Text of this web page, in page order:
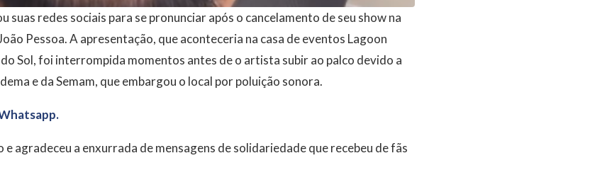
suas redes sociais para se pronunciar após o cancelamento de seu show na
Pessoa. A apresentação, que aconteceria na casa de eventos Lagoon
Sol, foi interrompida momentos antes de o artista subir ao palco devido a
e da Semam, que embargou o local por poluição sonora.
agradeceu a enxurrada de mensagens de solidariedade que recebeu de fãs